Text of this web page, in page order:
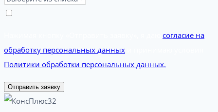
согласие на
обработку персональных данных
Политики обработки персональных данных.
Отправить заявку